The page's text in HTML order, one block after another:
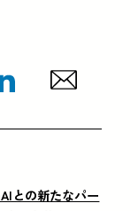
との新たなパー